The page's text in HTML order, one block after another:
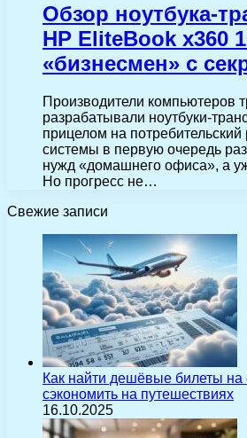
Обзор ноутбука-
HP EliteBook x360
«бизнесмен» с
Производители компьютеров
разрабатывали ноутбуки-
прицелом на
системы в первую очередь
нужд «домашнего офиса», а
Но прогресс не…
Свежие записи
Как найти дешёвые билеты на
сэкономить на путешествиях
16.10.2025